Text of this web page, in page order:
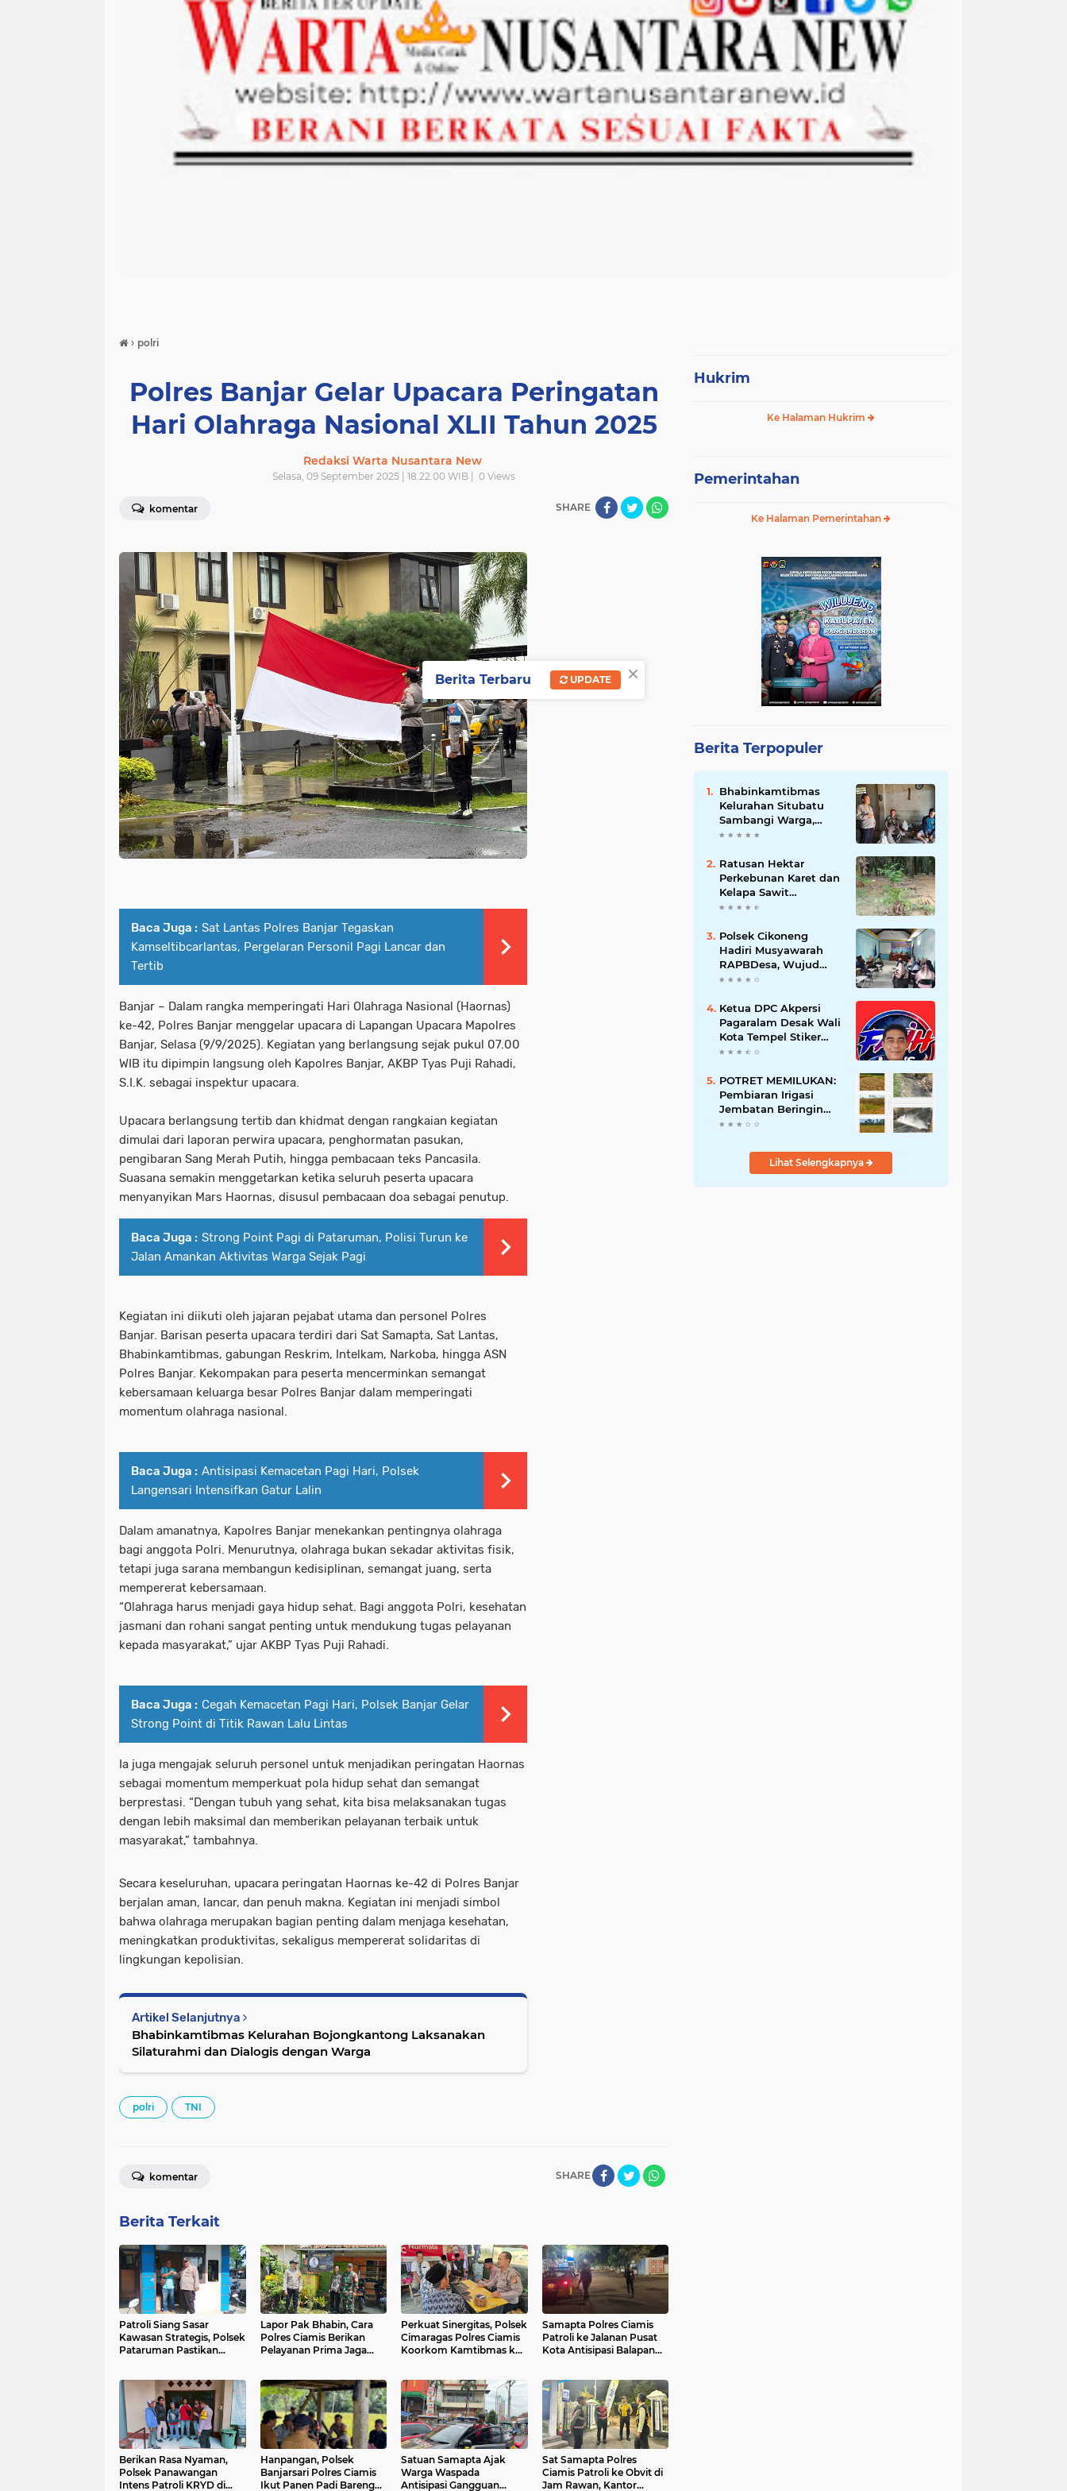
› polri
Polres Banjar Gelar Upacara Peringatan
Hari Olahraga Nasional XLII Tahun 2025
Redaksi Warta Nusantara New
Selasa, 09 September 2025 | 18.22.00 WIB | 0 Views
komentar SHARE
Baca Juga : Sat Lantas Polres Banjar Tegaskan
Kamseltibcarlantas, Pergelaran Personil Pagi Lancar dan
Tertib
Banjar – Dalam rangka memperingati Hari Olahraga Nasional (Haornas)
ke-42, Polres Banjar menggelar upacara di Lapangan Upacara Mapolres
Banjar, Selasa (9/9/2025). Kegiatan yang berlangsung sejak pukul 07.00
WIB itu dipimpin langsung oleh Kapolres Banjar, AKBP Tyas Puji Rahadi,
S.I.K. sebagai inspektur upacara.
Upacara berlangsung tertib dan khidmat dengan rangkaian kegiatan
dimulai dari laporan perwira upacara, penghormatan pasukan,
pengibaran Sang Merah Putih, hingga pembacaan teks Pancasila.
Suasana semakin menggetarkan ketika seluruh peserta upacara
menyanyikan Mars Haornas, disusul pembacaan doa sebagai penutup.
Baca Juga : Strong Point Pagi di Pataruman, Polisi Turun ke
Jalan Amankan Aktivitas Warga Sejak Pagi
Kegiatan ini diikuti oleh jajaran pejabat utama dan personel Polres
Banjar. Barisan peserta upacara terdiri dari Sat Samapta, Sat Lantas,
Bhabinkamtibmas, gabungan Reskrim, Intelkam, Narkoba, hingga ASN
Polres Banjar. Kekompakan para peserta mencerminkan semangat
kebersamaan keluarga besar Polres Banjar dalam memperingati
momentum olahraga nasional.
Baca Juga : Antisipasi Kemacetan Pagi Hari, Polsek
Langensari Intensifkan Gatur Lalin
Dalam amanatnya, Kapolres Banjar menekankan pentingnya olahraga
bagi anggota Polri. Menurutnya, olahraga bukan sekadar aktivitas fisik,
tetapi juga sarana membangun kedisiplinan, semangat juang, serta
mempererat kebersamaan.
“Olahraga harus menjadi gaya hidup sehat. Bagi anggota Polri, kesehatan
jasmani dan rohani sangat penting untuk mendukung tugas pelayanan
kepada masyarakat,” ujar AKBP Tyas Puji Rahadi.
Baca Juga : Cegah Kemacetan Pagi Hari, Polsek Banjar Gelar
Strong Point di Titik Rawan Lalu Lintas
Ia juga mengajak seluruh personel untuk menjadikan peringatan Haornas
sebagai momentum memperkuat pola hidup sehat dan semangat
berprestasi. “Dengan tubuh yang sehat, kita bisa melaksanakan tugas
dengan lebih maksimal dan memberikan pelayanan terbaik untuk
masyarakat,” tambahnya.
Secara keseluruhan, upacara peringatan Haornas ke-42 di Polres Banjar
berjalan aman, lancar, dan penuh makna. Kegiatan ini menjadi simbol
bahwa olahraga merupakan bagian penting dalam menjaga kesehatan,
meningkatkan produktivitas, sekaligus mempererat solidaritas di
lingkungan kepolisian.
Artikel Selanjutnya
Bhabinkamtibmas Kelurahan Bojongkantong Laksanakan
Silaturahmi dan Dialogis dengan Warga
polri TNI
SHARE
komentar
Berita Terkait
Patroli Siang Sasar
Kawasan Strategis, Polsek
Pataruman Pastikan
Lapor Pak Bhabin, Cara
Polres Ciamis Berikan
Pelayanan Prima Jaga
Perkuat Sinergitas, Polsek
Cimaragas Polres Ciamis
Koorkom Kamtibmas ke
Samapta Polres Ciamis
Patroli ke Jalanan Pusat
Kota Antisipasi Balapan
Berikan Rasa Nyaman,
Polsek Panawangan
Intens Patroli KRYD di
Hanpangan, Polsek
Banjarsari Polres Ciamis
Ikut Panen Padi Bareng
Satuan Samapta Ajak
Warga Waspada
Antisipasi Gangguan
Sat Samapta Polres
Ciamis Patroli ke Obvit di
Jam Rawan, Kantor
Hukrim
Ke Halaman Hukrim
Pemerintahan
Ke Halaman Pemerintahan
Berita Terpopuler
Bhabinkamtibmas
Kelurahan Situbatu
Sambangi Warga,
Perkuat Silaturahmi
Wilayah
Ratusan Hektar
Perkebunan Karet dan
Kelapa Sawit
terendam banjir
Polsek Cikoneng
Hadiri Musyawarah
RAPBDesa, Wujud
Peran Polri Kawal
Kamtibmas Desa
Sindangkasih
Ketua DPC Akpersi
Pagaralam Desak Wali
Kota Tempel Stiker
‘Milik Pemerintah’ di
Penyalahgunaan Aset!
POTRET MEMILUKAN:
Pembiaran Irigasi
Jembatan Beringin
Pagar Alam Berujung
Lihat Selengkapnya
×
Berita Terbaru UPDATE